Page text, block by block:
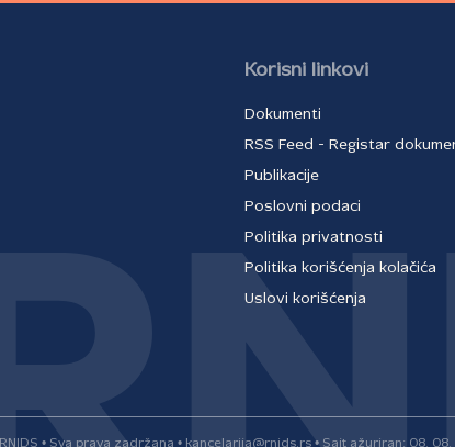
Korisni linkovi
Dokumenti
RSS Feed - Registar
Publikacije
Poslovni podaci
Politika privatnosti
Politika korišćenja kolačića
Uslovi korišćenja
RNIDS • Sva prava zadržana • kancelarija@rnids.rs • Sajt ažuriran: 08. 08.